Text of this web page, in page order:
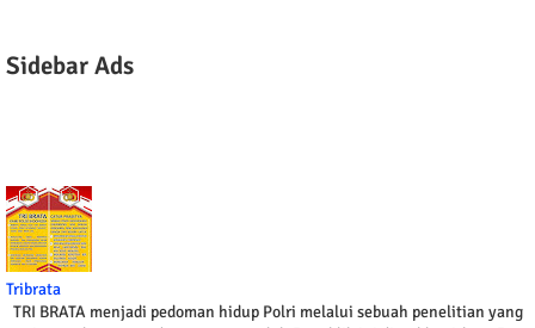
Sidebar Ads
Tribrata
TRI BRATA menjadi pedoman hidup Polri melalui sebuah penelitian yang